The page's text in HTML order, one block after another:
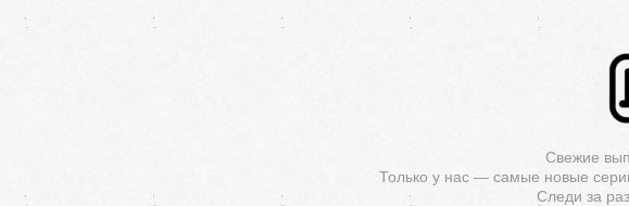
Свежие
Только у нас — самые новые
Следи за